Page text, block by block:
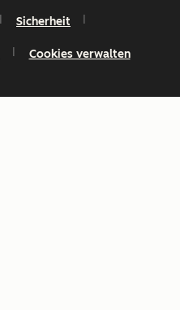
Sicherheit
Cookies verwalten